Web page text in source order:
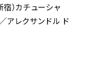
）カチューシャ
アレクサンドル ド